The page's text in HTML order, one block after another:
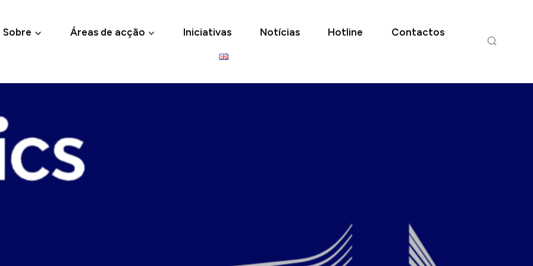
Sobre Áreas de acção Iniciativas Notícias Hotline Contactos